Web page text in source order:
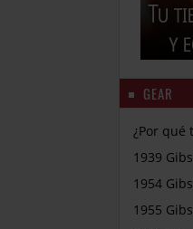
GEAR
¿Por qué
1939
1954
1955